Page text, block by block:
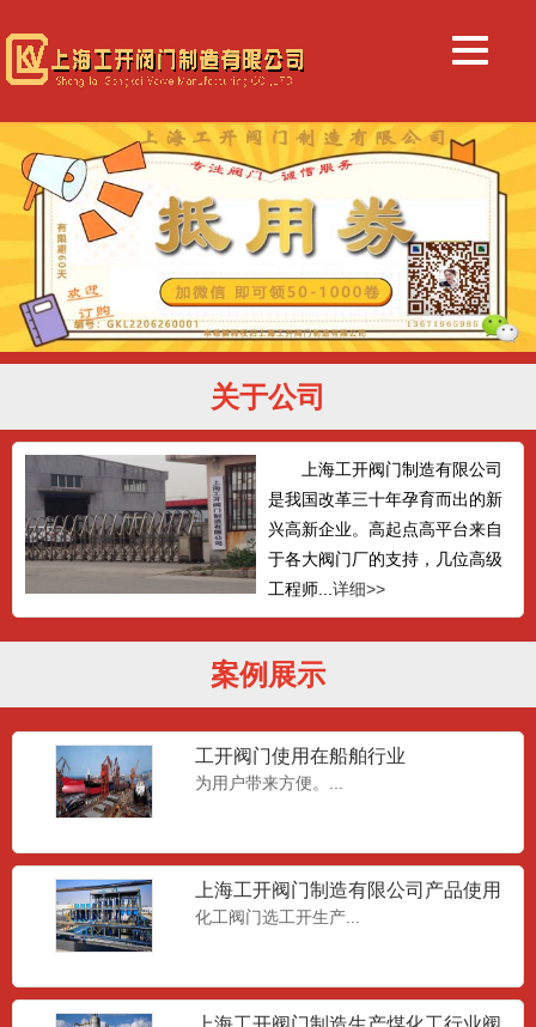
关于公司
上海工开阀门制造有限公司
是我国改革三十年孕育而出的新
兴高新企业。高起点高平台来自
于各大阀门厂的支持，几位高级
工程师...详细>>
案例展示
工开阀门使用在船舶行业
在化工行业
化工阀门选工开生产...
门
工开阀门...